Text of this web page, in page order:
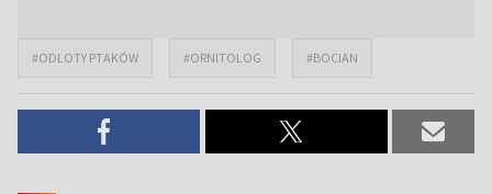
#ODLOTY PTAKÓW #ORNITOLOG #BOCIAN